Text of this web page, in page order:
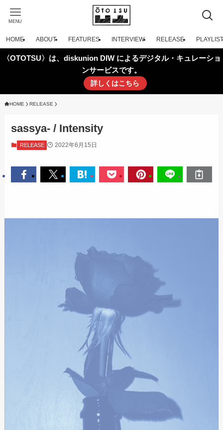
MENU
HOME ABOUT FEATURES INTERVIEW RELEASE PLAYLIST
〈OTOTSU〉は、diskunion DIW によるデジタル・キュレーショ
ンサービスです。
詳しくはこちら
HOME RELEASE
sassya- / Intensity
RELEASE 2022年6月15日